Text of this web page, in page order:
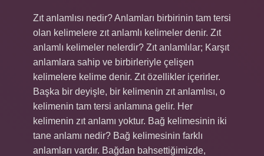
Zıt anlamlısı nedir? Anlamları birbirinin tam tersi
olan kelimelere zıt anlamlı kelimeler denir. Zıt
anlamlı kelimeler nelerdir? Zıt anlamlılar; Karşıt
anlamlara sahip ve birbirleriyle çelişen
kelimelere kelime denir. Zıt özellikler içerirler.
Başka bir deyişle, bir kelimenin zıt anlamlısı, o
kelimenin tam tersi anlamına gelir. Her
kelimenin zıt anlamı yoktur. Bağ kelimesinin iki
tane anlamı nedir? Bağ kelimesinin farklı
anlamları vardır. Bağdan bahsettiğimizde,